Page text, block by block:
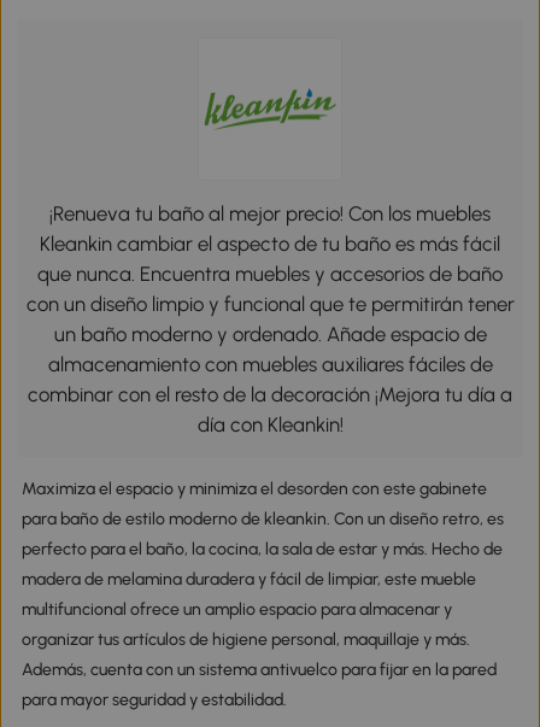
¡Renueva tu baño al mejor precio! Con los muebles
Kleankin cambiar el aspecto de tu baño es más fácil
que nunca. Encuentra muebles y accesorios de baño
con un diseño limpio y funcional que te permitirán tener
un baño moderno y ordenado. Añade espacio de
almacenamiento con muebles auxiliares fáciles de
combinar con el resto de la decoración ¡Mejora tu día a
día con Kleankin!
Maximiza el espacio y minimiza el desorden con este gabinete
para baño de estilo moderno de kleankin. Con un diseño retro, es
perfecto para el baño, la cocina, la sala de estar y más. Hecho de
madera de melamina duradera y fácil de limpiar, este mueble
multifuncional ofrece un amplio espacio para almacenar y
organizar tus artículos de higiene personal, maquillaje y más.
Además, cuenta con un sistema antivuelco para fijar en la pared
para mayor seguridad y estabilidad.